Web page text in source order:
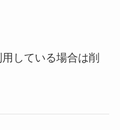
している場合は削